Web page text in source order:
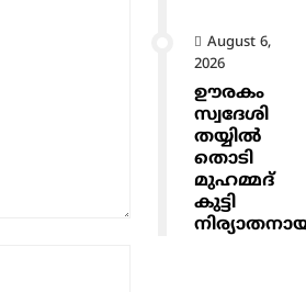
August 6,
2026
ഊരകം
സ്വദേശി
തയ്യിൽ
തൊടി
മുഹമ്മദ്
കുട്ടി